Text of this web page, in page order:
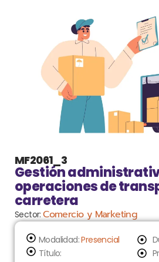
MF2061_3
Gestión
operaciones de
carretera
Sector:Comercio y Marketing
Modalidad:Presencial
Título: